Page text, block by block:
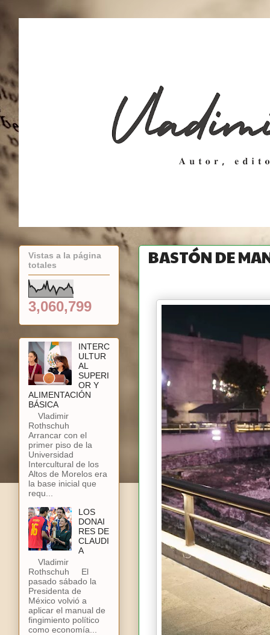
BASTÓN DE
Vistas a la página
totales
3,060,799
INTERC
ULTUR
AL
SUPERI
OR Y
ALIMENTACIÓN
BÁSICA
Vladimir
Rothschuh
Arrancar con el
primer piso de la
Universidad
Intercultural de los
Altos de Morelos era
la base inicial que
requ...
LOS
DONAI
RES DE
CLAUDI
A
Vladimir
Rothschuh El
pasado sábado la
Presidenta de
México volvió a
aplicar el manual de
fingimiento político
como economía...